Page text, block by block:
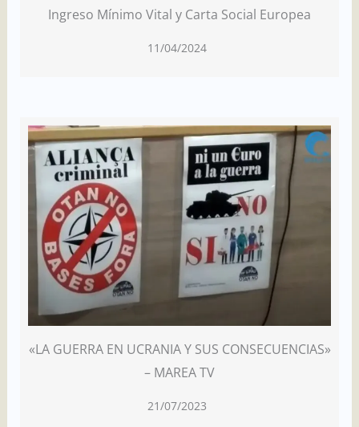
Ingreso Mínimo Vital y Carta Social Europea
11/04/2024
«LA GUERRA EN UCRANIA Y SUS CONSECUENCIAS»
– MAREA TV
21/07/2023